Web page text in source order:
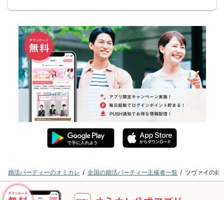
婚活パーティーのオミカレ 全国の婚活パーティー主催者一覧 ツヴァイの婚